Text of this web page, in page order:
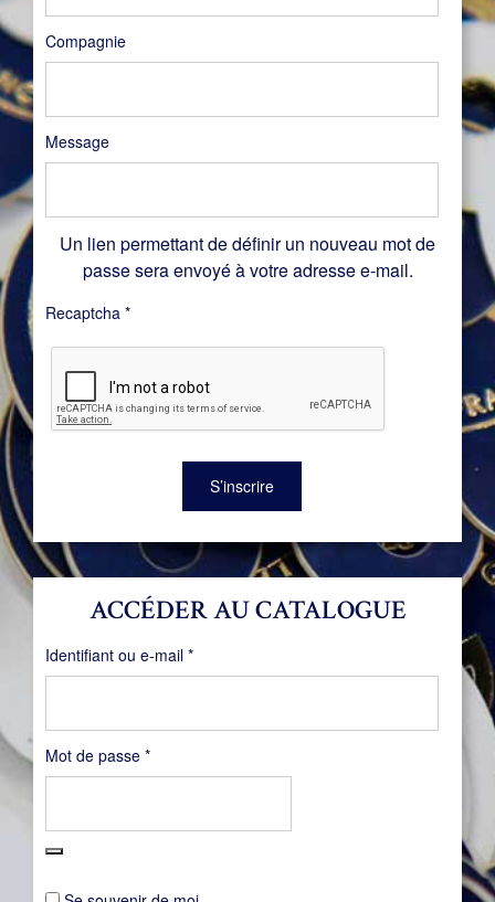
ACCÉDER AU CATALOGUE
Identifiant ou e-mail *Obligatoire
Mot de passe *Obligatoire
Compagnie
Message
Un lien permettant de définir un nouveau mot de
passe sera envoyé à votre adresse e-mail.
Recaptcha *
S’inscrire